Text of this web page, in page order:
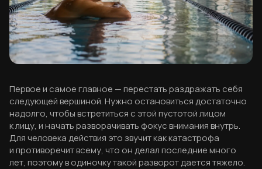
Первое и самое главное — перестать раздражать себя
следующей вершиной. Нужно остановиться достаточно
надолго, чтобы встретиться с этой пустотой лицом
к лицу, и начать разворачивать фокус внимания внутрь.
Для человека действия это звучит как катастрофа
и противоречит всему, что он делал последние много
лет, поэтому в одиночку такой разворот дается тяжело.